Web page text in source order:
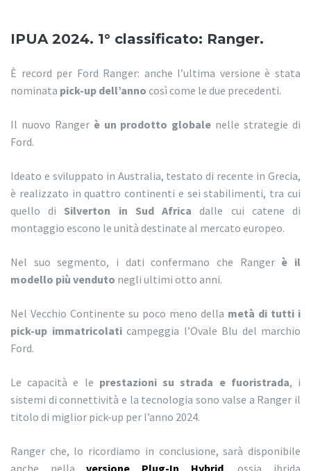
IPUA 2024. 1° classificato: Ranger.
È record per Ford Ranger: anche l’ultima versione è stata
nominata pick-up dell’anno così come le due precedenti.
Il nuovo Ranger è un prodotto globale nelle strategie di
Ford.
Ideato e sviluppato in Australia, testato di recente in Grecia,
è realizzato in quattro continenti e sei stabilimenti, tra cui
quello di Silverton in Sud Africa dalle cui catene di
montaggio escono le unità destinate al mercato europeo.
Nel suo segmento, i dati confermano che Ranger è il
modello più venduto negli ultimi otto anni.
Nel Vecchio Continente su poco meno della metà di tutti i
pick-up immatricolaticampeggia l’Ovale Blu del marchio
Ford.
Le capacità e le prestazioni su strada e fuoristrada, i
sistemi di connettività e la tecnologia sono valse a Ranger il
titolo di miglior pick-up per l’anno 2024.
Ranger che, lo ricordiamo in conclusione, sarà disponibile